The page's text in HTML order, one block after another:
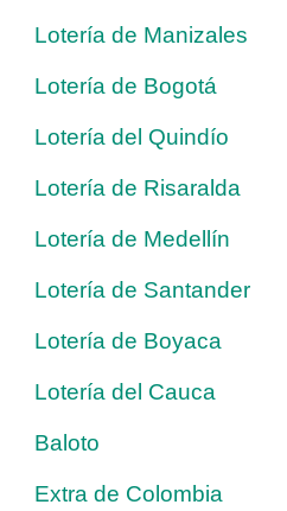
Lotería de Manizales
Lotería de Bogotá
Lotería del Quindío
Lotería de Risaralda
Lotería de Medellín
Lotería de Santander
Lotería de Boyaca
Lotería del Cauca
Baloto
Extra de Colombia